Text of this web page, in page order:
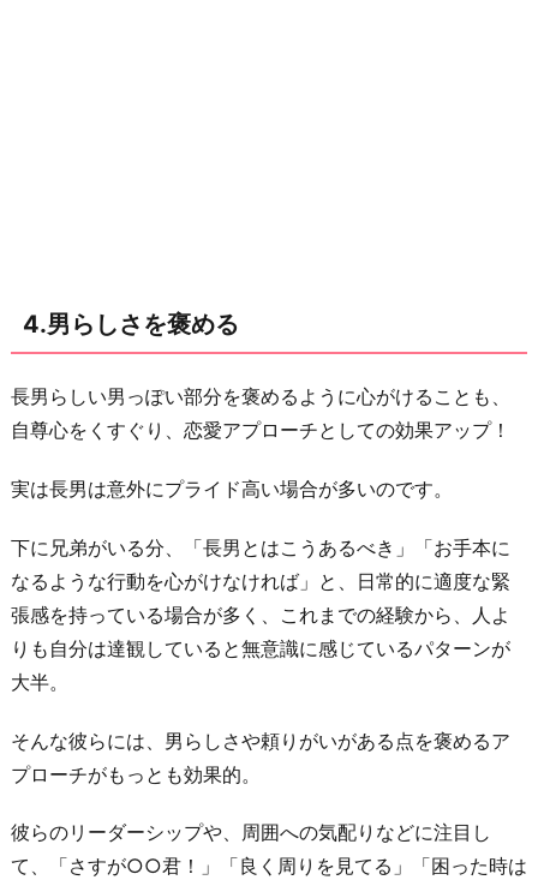
4.男らしさを褒める
長男らしい男っぽい部分を褒めるように心がけることも、
自尊心をくすぐり、恋愛アプローチとしての効果アップ！
実は長男は意外にプライド高い場合が多いのです。
下に兄弟がいる分、「長男とはこうあるべき」「お手本に
なるような行動を心がけなければ」と、日常的に適度な緊
張感を持っている場合が多く、これまでの経験から、人よ
りも自分は達観していると無意識に感じているパターンが
大半。
そんな彼らには、男らしさや頼りがいがある点を褒めるア
プローチがもっとも効果的。
彼らのリーダーシップや、周囲への気配りなどに注目し
て、「さすが○○君！」「良く周りを見てる」「困った時は